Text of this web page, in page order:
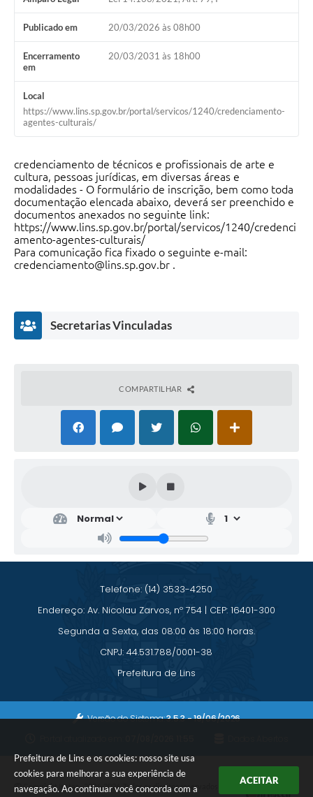
Prefeitura de Lins e os cookies: nosso site usa
cookies para melhorar a sua experiência de
navegação. Ao continuar você concorda com a
ACEITAR
Contato
Lei Orgânica
Educação
Infraestrutura
Saúde
A Prefeitura
Plano de Contingência 2024-2025 Lins/SP
Tributos
Publicado em 20/03/2026 às 08h00
Encerramento
em
20/03/2031 às 18h00
Local
https://www.lins.sp.gov.br/portal/servicos/1240/credenciamento-
agentes-culturais/
credenciamento de técnicos e profissionais de arte e
cultura, pessoas jurídicas, em diversas áreas e
modalidades - O formulário de inscrição, bem como toda
documentação elencada abaixo, deverá ser preenchido e
documentos anexados no seguinte link:
https://www.lins.sp.gov.br/portal/servicos/1240/credenci
amento-agentes-culturais/
Para comunicação fica fixado o seguinte e-mail:
credenciamento@lins.sp.gov.br .
Secretarias Vinculadas
etar
smo
COMPARTILHAR
Telefone: (14) 3533-4250
Endereço: Av. Nicolau Zarvos, nº 754 | CEP: 16401-300
Segunda a Sexta, das 08:00 às 18:00 horas.
CNPJ: 44.531.788/0001-38
Prefeitura de Lins
Versão do Sistema:3.5.3 - 19/06/2026
Copyright Instar - 2006-2026. Todos os direitos reservados -